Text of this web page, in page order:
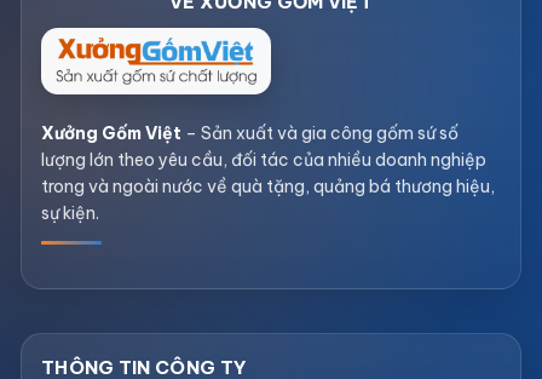
Xưởng Gốm Việt – Sản xuất và gia công gốm sứ số
lượng lớn theo yêu cầu, đối tác của nhiều doanh nghiệp
trong và ngoài nước về quà tặng, quảng bá thương hiệu,
sự kiện.